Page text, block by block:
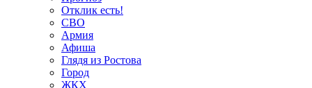
Отклик есть!
СВО
Армия
Афиша
Глядя из Ростова
Город
ЖКХ